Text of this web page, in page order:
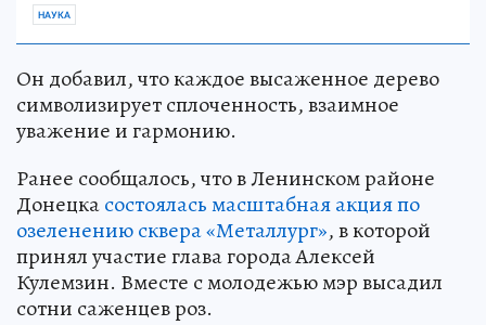
НАУКА
Он добавил, что каждое высаженное дерево
символизирует сплоченность, взаимное
уважение и гармонию.
Ранее сообщалось, что в Ленинском районе
Донецкасостоялась масштабная акция по
озеленению сквера «Металлург», в которой
принял участие глава города Алексей
Кулемзин. Вместе с молодежью мэр высадил
сотни саженцев роз.